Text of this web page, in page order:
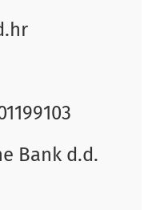
Bank d.d.